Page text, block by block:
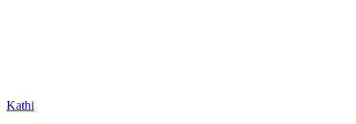
Kathi